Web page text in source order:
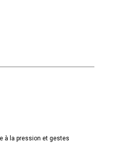
à la pression et gestes